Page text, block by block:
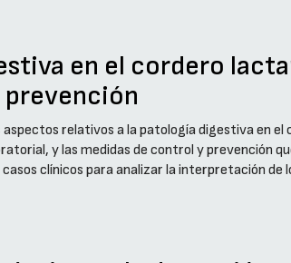
en el cordero
aspectos relativos a la patología digestiva en
y las medidas de control y prevención
clínicos para analizar la interpretación de